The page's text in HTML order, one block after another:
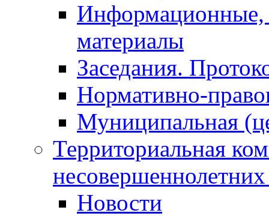
Информационные,
материалы
Заседания.
Нормативно-
Муниципальная
Территориальная
Новости